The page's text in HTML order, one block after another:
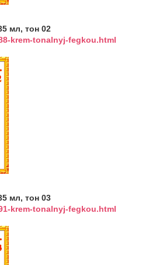
мл, тон 02
krem-tonalnyj-fegkou.html
мл, тон 03
krem-tonalnyj-fegkou.html